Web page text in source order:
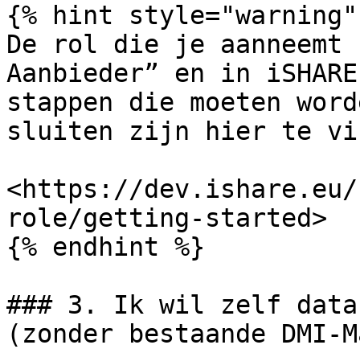
{% hint style="warning"
De rol die je aanneemt
Aanbieder” en in
stappen die moeten
sluiten zijn hier te
<https://
role/getting-started>
{% endhint %}
### 3. Ik wil zelf data
(zonder bestaande